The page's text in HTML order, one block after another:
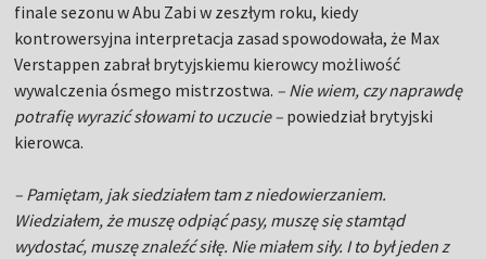
finale sezonu w Abu Zabi w zeszłym roku, kiedy
kontrowersyjna interpretacja zasad spowodowała, że ​​Max
Verstappen zabrał brytyjskiemu kierowcy możliwość
wywalczenia ósmego mistrzostwa. – Nie wiem, czy naprawdę
potrafię wyrazić słowami to uczucie – powiedział brytyjski
kierowca.
– Pamiętam, jak siedziałem tam z niedowierzaniem.
Wiedziałem, że muszę odpiąć pasy, muszę się stamtąd
wydostać, muszę znaleźć siłę. Nie miałem siły. I to był jeden z